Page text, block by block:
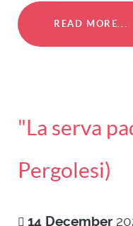
READ MORE...
"La serva
Pergolesi)
14 December